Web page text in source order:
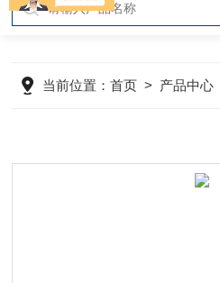
当前位置：首页 > 产品中心